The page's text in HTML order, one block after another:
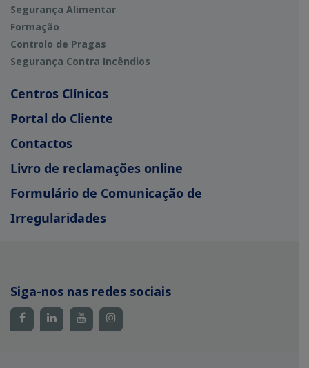
Segurança Alimentar
Formação
Controlo de Pragas
Segurança Contra Incêndios
Centros Clínicos
Portal do Cliente
Contactos
Livro de reclamações online
Formulário de Comunicação de
Irregularidades
Siga-nos nas redes sociais